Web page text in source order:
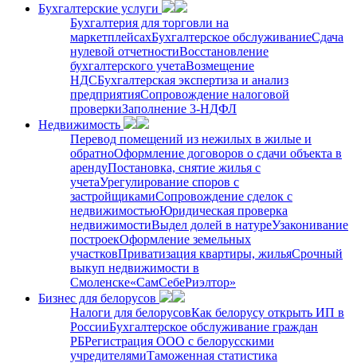
Бухгалтерские услуги
Бухгалтерия для торговли на
маркетплейсахБухгалтерское обслуживаниеСдача
нулевой отчетностиВосстановление
бухгалтерского учетаВозмещение
НДСБухгалтерская экспертиза и анализ
предприятияСопровождение налоговой
проверкиЗаполнение 3-НДФЛ
Недвижимость
Перевод помещений из нежилых в жилые и
обратноОформление договоров о сдачи объекта в
арендуПостановка, снятие жилья с
учетаУрегулирование споров с
застройщикамиСопровождение сделок с
недвижимостьюЮридическая проверка
недвижимостиВыдел долей в натуреУзаконивание
построекОформление земельных
участковПриватизация квартиры, жильяСрочный
выкуп недвижимости в
Cмоленске«СамСебеРиэлтор»
Бизнес для белорусов
Налоги для белорусовКак белорусу открыть ИП в
РоссииБухгалтерское обслуживание граждан
РБРегистрация ООО с белорусскими
учредителямиТаможенная статистика